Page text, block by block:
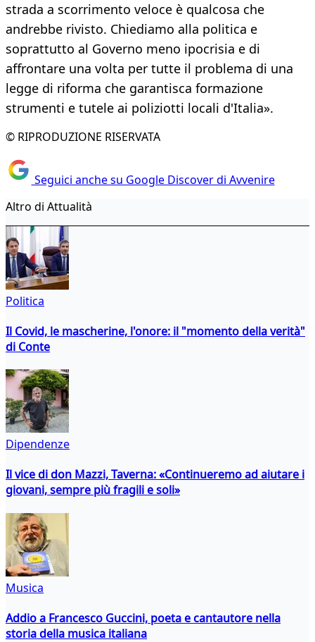
strada a scorrimento veloce è qualcosa che
andrebbe rivisto. Chiediamo alla politica e
soprattutto al Governo meno ipocrisia e di
affrontare una volta per tutte il problema di una
legge di riforma che garantisca formazione
strumenti e tutele ai poliziotti locali d'Italia».
© RIPRODUZIONE RISERVATA
Seguici anche su Google Discover di Avvenire
Altro di Attualità
Politica
Il Covid, le mascherine, l'onore: il "momento della verità"
di Conte
Dipendenze
Il vice di don Mazzi, Taverna: «Continueremo ad aiutare i
giovani, sempre più fragili e soli»
Musica
Addio a Francesco Guccini, poeta e cantautore nella
storia della musica italiana